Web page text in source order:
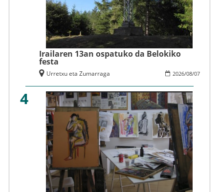
Irailaren 13an ospatuko da Belokiko
festa
2026/08/07
Urretxu eta Zumarraga
4